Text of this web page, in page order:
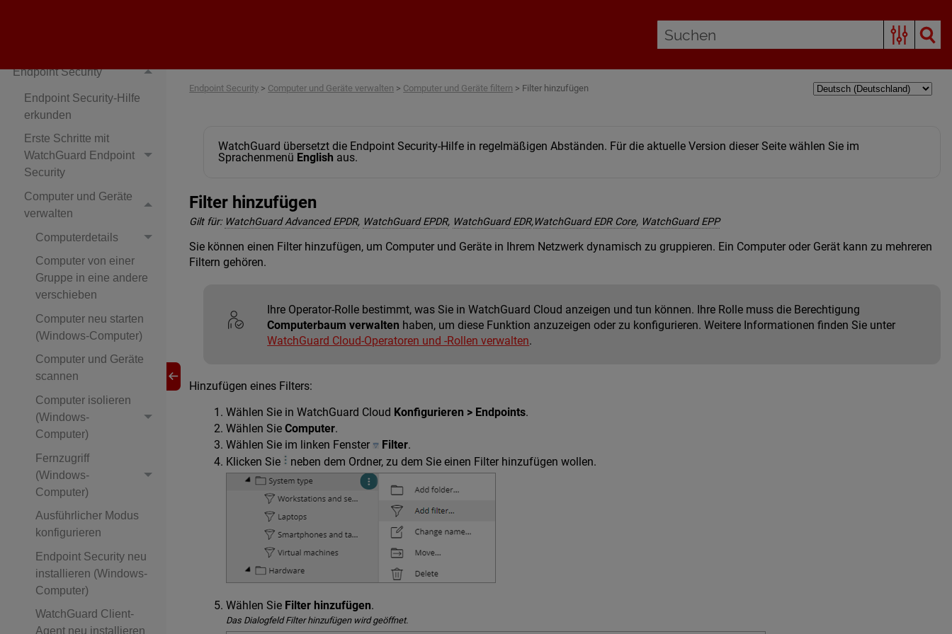
Endpoint Security
Endpoint Security-Hilfe
erkunden
Erste Schritte mit
WatchGuard Endpoint
Security
Computer und Geräte
verwalten
Computerdetails
Computer von einer
Gruppe in eine andere
verschieben
Computer neu starten
(Windows-Computer)
Computer und Geräte
scannen
Computer isolieren
(Windows-
Computer)
Fernzugriff
(Windows-
Computer)
Ausführlicher Modus
konfigurieren
Endpoint Security neu
installieren (Windows-
Computer)
WatchGuard Client-
Agent neu installieren
Endpoint Security > Computer und Geräte verwalten > Computer und Geräte filtern > Filter hinzufügen
WatchGuard übersetzt die Endpoint Security-Hilfe in regelmäßigen Abständen. Für die aktuelle Version dieser Seite wählen Sie im
Sprachenmenü English aus.
Filter hinzufügen
Gilt für: WatchGuard Advanced EPDR, WatchGuard EPDR, WatchGuard EDR,WatchGuard EDR Core, WatchGuard EPP
Sie können einen Filter hinzufügen, um Computer und Geräte in Ihrem Netzwerk dynamisch zu gruppieren. Ein Computer oder Gerät kann zu mehreren
Filtern gehören.
Ihre Operator-Rolle bestimmt, was Sie in WatchGuard Cloud anzeigen und tun können. Ihre Rolle muss die Berechtigung
Computerbaum verwalten haben, um diese Funktion anzuzeigen oder zu konfigurieren. Weitere Informationen finden Sie unter
WatchGuard Cloud-Operatoren und -Rollen verwalten.
Hinzufügen eines Filters:
Wählen Sie in WatchGuard Cloud Konfigurieren > Endpoints.
Wählen SieComputer.
Wählen Sie im linken Fenster
Filter.
Klicken Sie
neben dem Ordner, zu dem Sie einen Filter hinzufügen wollen.
Wählen Sie Filter hinzufügen.
Das Dialogfeld Filter hinzufügen wird geöffnet.